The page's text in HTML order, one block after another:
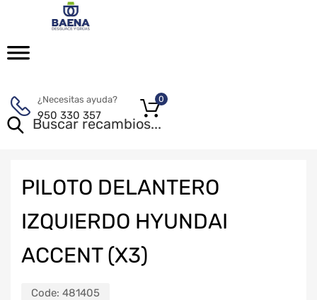
¿Necesitas ayuda?
950 330 357
0
PILOTO DELANTERO
IZQUIERDO HYUNDAI
ACCENT (X3)
Code: 481405